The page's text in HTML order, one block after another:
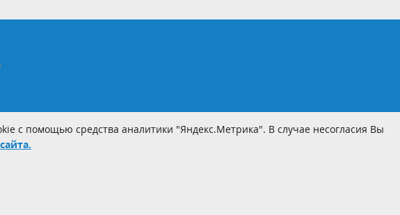
с помощью средства аналитики "Яндекс.Метрика". В случае несогласия Вы